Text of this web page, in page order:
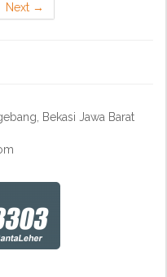
Next →
Bekasi Jawa Barat